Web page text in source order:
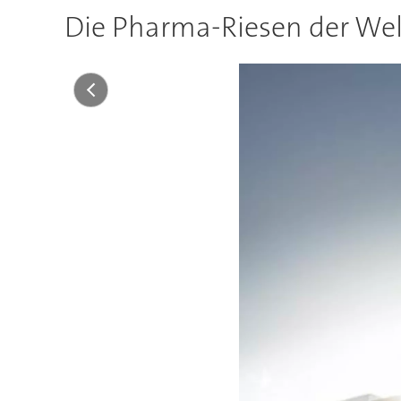
Die Pharma-Riesen der